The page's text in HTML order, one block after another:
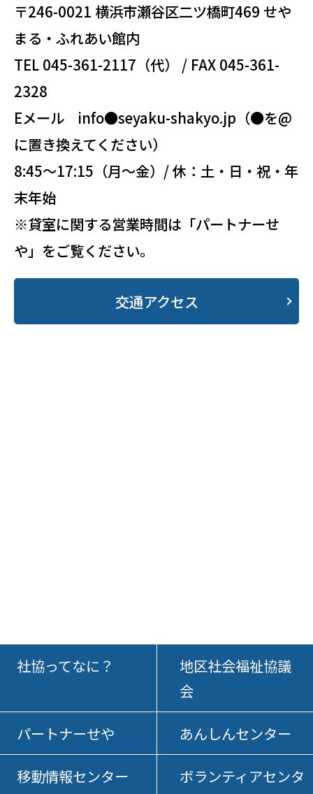
〒246-0021 横浜市瀬谷区二ツ橋町469 せや
まる・ふれあい館内
TEL 045-361-2117（代） / FAX 045-361-
2328
Eメール info●seyaku-shakyo.jp（●を@
に置き換えてください）
8:45～17:15（月～金）/ 休：土・日・祝・年
末年始
※貸室に関する営業時間は「パートナーせ
や」をご覧ください。
交通アクセス
社協ってなに？
地区社会福祉協議
会
パートナーせや あんしんセンター
移動情報センター
ボランティアセンタ